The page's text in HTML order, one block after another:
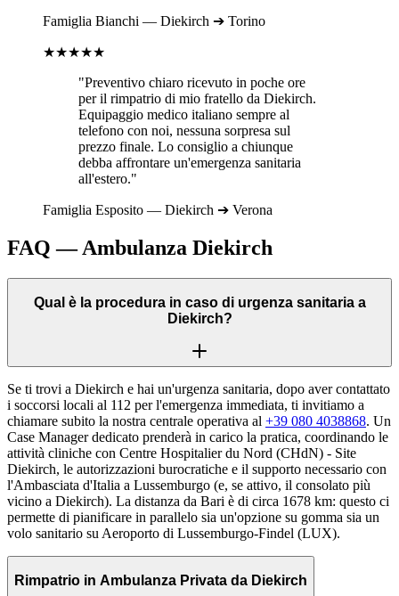
Famiglia Bianchi — Diekirch ➔ Torino
★★★★★
"Preventivo chiaro ricevuto in poche ore
per il rimpatrio di mio fratello da Diekirch.
Equipaggio medico italiano sempre al
telefono con noi, nessuna sorpresa sul
prezzo finale. Lo consiglio a chiunque
debba affrontare un'emergenza sanitaria
all'estero."
Famiglia Esposito — Diekirch ➔ Verona
FAQ — Ambulanza Diekirch
Qual è la procedura in caso di urgenza sanitaria a
Diekirch?
Se ti trovi a Diekirch e hai un'urgenza sanitaria, dopo aver contattato
i soccorsi locali al 112 per l'emergenza immediata, ti invitiamo a
chiamare subito la nostra centrale operativa al +39 080 4038868. Un
Case Manager dedicato prenderà in carico la pratica, coordinando le
attività cliniche con Centre Hospitalier du Nord (CHdN) - Site
Diekirch, le autorizzazioni burocratiche e il supporto necessario con
l'Ambasciata d'Italia a Lussemburgo (e, se attivo, il consolato più
vicino a Diekirch). La distanza da Bari è di circa 1678 km: questo ci
permette di pianificare in parallelo sia un'opzione su gomma sia un
volo sanitario su Aeroporto di Lussemburgo-Findel (LUX).
Rimpatrio in Ambulanza Privata da Diekirch